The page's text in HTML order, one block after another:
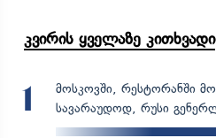
კვირის ყველაზე კითხვადი
1
მოსკოვში, რესტორანში
სავარაუდოდ, რუსი